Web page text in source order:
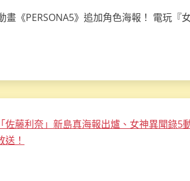
畫《PERSONA5》追加角色海報！ 電玩『